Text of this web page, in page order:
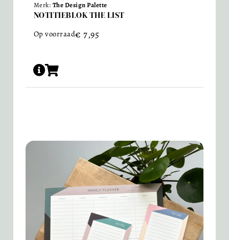
Merk: The Design Palette
NOTITIEBLOK THE LIST
Op voorraad€ 7,95